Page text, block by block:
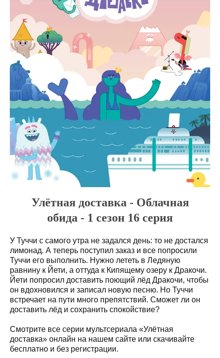
Улётная доставка - Облачная
обида - 1 сезон 16 серия
У Туччи с самого утра не задался день: то не достался
лимонад. А теперь поступил заказ и все попросили
Туччи его выполнить. Нужно лететь в Ледяную
равнину к Йети, а оттуда к Кипящему озеру к Дракочи.
Йети попросил доставить поющий лёд Дракочи, чтобы
он вдохновился и записал новую песню. Но Туччи
встречает на пути много препятствий. Сможет ли он
доставить лёд и сохранить спокойствие?
Смотрите все серии мультсериала «Улётная
доставка» онлайн на нашем сайте или скачивайте
бесплатно и без регистрации.